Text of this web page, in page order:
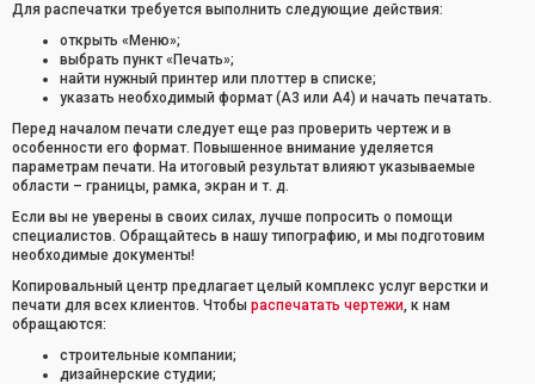
Для распечатки требуется выполнить следующие действия:
открыть «Меню»;
выбрать пункт «Печать»;
найти нужный принтер или плоттер в списке;
указать необходимый формат (А3 или А4) и начать печатать.
Перед началом печати следует еще раз проверить чертеж и в
особенности его формат. Повышенное внимание уделяется
параметрам печати. На итоговый результат влияют указываемые
области – границы, рамка, экран и т. д.
Если вы не уверены в своих силах, лучше попросить о помощи
специалистов. Обращайтесь в нашу типографию, и мы подготовим
необходимые документы!
Копировальный центр предлагает целый комплекс услуг верстки и
печати для всех клиентов. Чтобы распечатать чертежи, к нам
обращаются:
строительные компании;
дизайнерские студии;